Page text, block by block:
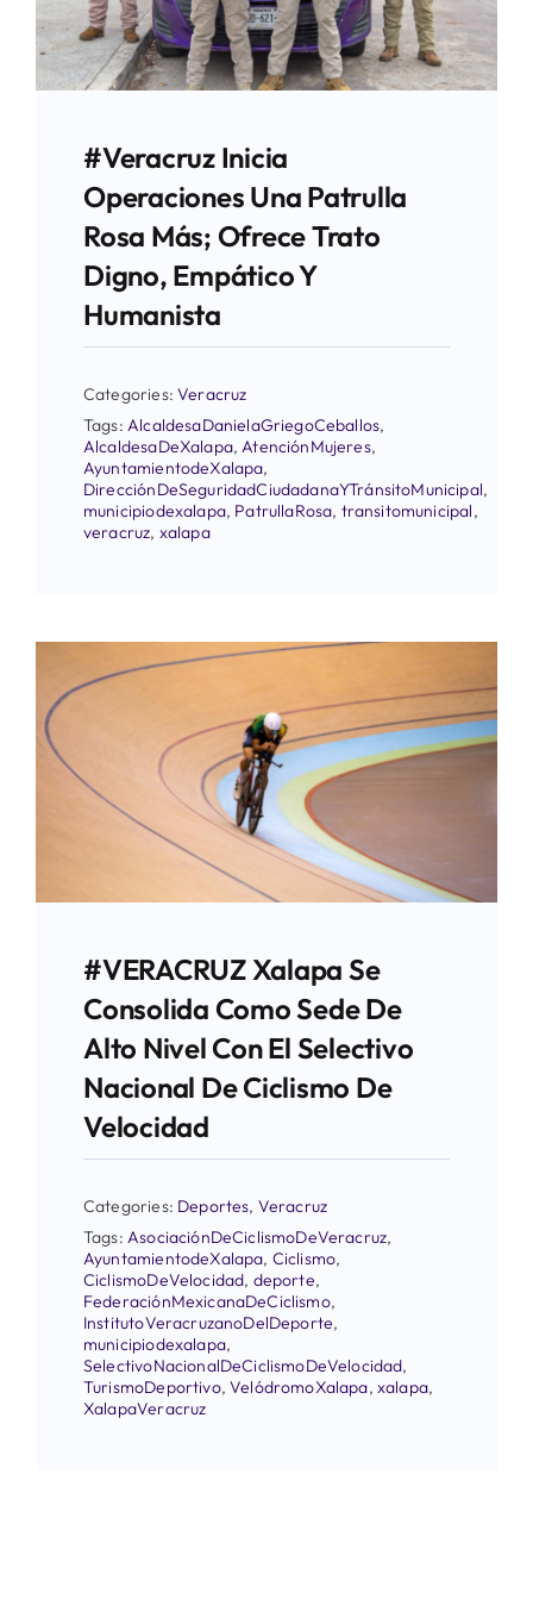
#Veracruz Inicia
Operaciones Una Patrulla
Rosa Más; Ofrece Trato
Digno, Empático Y
Humanista
Categories:Veracruz
Tags:AlcaldesaDanielaGriegoCeballos,
AlcaldesaDeXalapa,AtenciónMujeres,
AyuntamientodeXalapa,
DirecciónDeSeguridadCiudadanaYTránsitoMunicipal,
municipiodexalapa, PatrullaRosa, transitomunicipal,
veracruz, xalapa
#VERACRUZ Xalapa Se
Consolida Como Sede De
Alto Nivel Con El Selectivo
Nacional De Ciclismo De
Velocidad
Categories: Deportes, Veracruz
Tags: AsociaciónDeCiclismoDeVeracruz,
AyuntamientodeXalapa, Ciclismo,
CiclismoDeVelocidad, deporte,
FederaciónMexicanaDeCiclismo,
InstitutoVeracruzanoDelDeporte,
municipiodexalapa,
SelectivoNacionalDeCiclismoDeVelocidad,
TurismoDeportivo,VelódromoXalapa, xalapa,
XalapaVeracruz